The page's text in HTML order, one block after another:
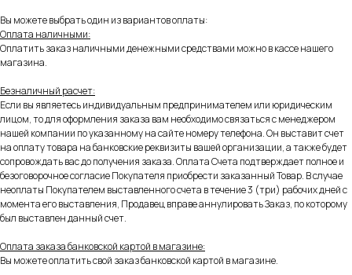
Вы можете выбрать один из вариантов оплаты:
Оплата наличными:
Оплатить заказ наличными денежными средствами можно в кассе нашего
магазина.
Безналичный расчет:
Если вы являетесь индивидуальным предпринимателем или юридическим
лицом, то для оформления заказа вам необходимо связаться с менеджером
нашей компании по указанному на сайте номеру телефона. Он выставит счет
на оплату товара на банковские реквизиты вашей организации, а также будет
сопровождать вас до получения заказа. Оплата Счета подтверждает полное и
безоговорочное согласие Покупателя приобрести заказанный Товар. В случае
неоплаты Покупателем выставленного счета в течение 3 (три) рабочих дней с
момента его выставления, Продавец вправе аннулировать Заказ, по которому
был выставлен данный счет.
Оплата заказа банковской картой в магазине:
Вы можете оплатить свой заказ банковской картой в магазине.